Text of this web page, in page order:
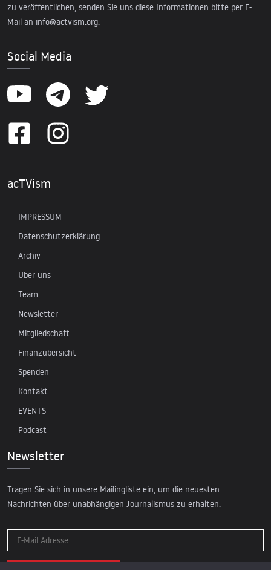
zu veröffentlichen, senden Sie uns diese Informationen bitte per E-
Mail an info@actvism.org.
Social Media
acTVism
IMPRESSUM
Datenschutzerklärung
Archiv
Über uns
Team
Newsletter
Mitgliedschaft
Finanzübersicht
Spenden
Kontakt
EVENTS
Podcast
Newsletter
Tragen Sie sich in unsere Mailingliste ein, um die neuesten
Nachrichten über unabhängigen Journalismus zu erhalten: